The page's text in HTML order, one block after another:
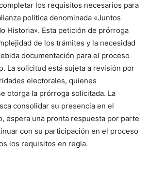
los requisitos necesarios para
política denominada «Juntos
Historia». Esta petición de prórroga
de los trámites y la necesidad
documentación para el proceso
La solicitud está sujeta a revisión por
electorales, quienes
otorga la prórroga solicitada. La
consolidar su presencia en el
espera una pronta respuesta por parte
con su participación en el proceso
los requisitos en regla.